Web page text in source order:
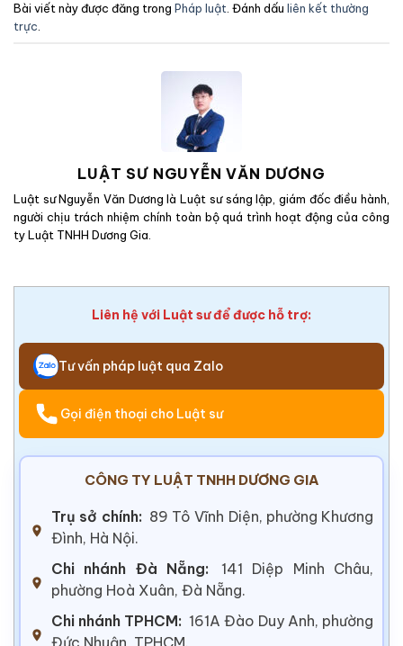
Bài viết này được đăng trong Pháp luật. Đánh dấu liên kết thường
trực.
LUẬT SƯ NGUYỄN VĂN DƯƠNG
Luật sư Nguyễn Văn Dương là Luật sư sáng lập, giám đốc điều hành,
người chịu trách nhiệm chính toàn bộ quá trình hoạt động của công
ty Luật TNHH Dương Gia.
Liên hệ với Luật sư để được hỗ trợ:
Tư vấn pháp luật qua Zalo
Gọi điện thoại cho Luật sư
CÔNG TY LUẬT TNHH DƯƠNG GIA
Trụ sở chính: 89 Tô Vĩnh Diện, phường Khương
Đình, Hà Nội.
Chi nhánh Đà Nẵng:
141 Diệp Minh Châu,
phường Hoà Xuân, Đà Nẵng.
Chi nhánh TPHCM: 161A Đào Duy Anh, phường
Đức Nhuận, TPHCM.